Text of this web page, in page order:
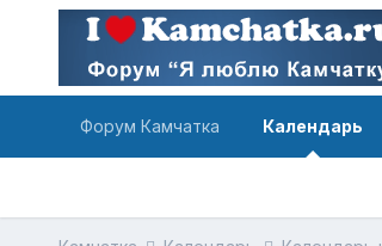
Форум Камчатка Календарь